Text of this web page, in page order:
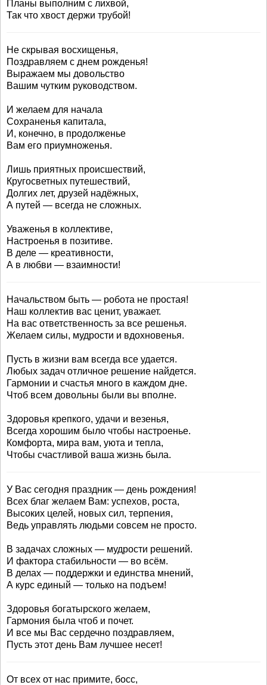
Планы выполним с лихвой,
Так что хвост держи трубой!
Не скрывая восхищенья,
Поздравляем с днем рожденья!
Выражаем мы довольство
Вашим чутким руководством.
И желаем для начала
Сохраненья капитала,
И, конечно, в продолженье
Вам его приумноженья.
Лишь приятных происшествий,
Кругосветных путешествий,
Долгих лет, друзей надёжных,
А путей — всегда не сложных.
Уваженья в коллективе,
Настроенья в позитиве.
В деле — креативности,
А в любви — взаимности!
Начальством быть — робота не простая!
Наш коллектив вас ценит, уважает.
На вас ответственность за все решенья.
Желаем силы, мудрости и вдохновенья.
Пусть в жизни вам всегда все удается.
Любых задач отличное решение найдется.
Гармонии и счастья много в каждом дне.
Чтоб всем довольны были вы вполне.
Здоровья крепкого, удачи и везенья,
Всегда хорошим было чтобы настроенье.
Комфорта, мира вам, уюта и тепла,
Чтобы счастливой ваша жизнь была.
У Вас сегодня праздник — день рождения!
Всех благ желаем Вам: успехов, роста,
Высоких целей, новых сил, терпения,
Ведь управлять людьми совсем не просто.
В задачах сложных — мудрости решений.
И фактора стабильности — во всём.
В делах — поддержки и единства мнений,
А курс единый — только на подъем!
Здоровья богатырского желаем,
Гармония была чтоб и почет.
И все мы Вас сердечно поздравляем,
Пусть этот день Вам лучшее несет!
От всех от нас примите, босс,